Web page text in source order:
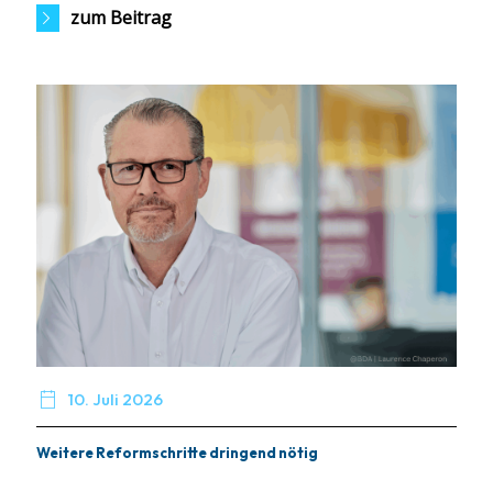
zum Beitrag
 10. Juli 2026
Weitere Reformschritte dringend nötig